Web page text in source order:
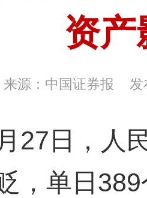
资产
来源： 中国证券报 发
日，人民
，单日